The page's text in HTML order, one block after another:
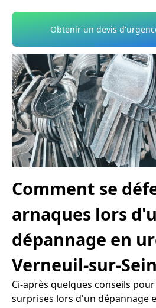
Obtenir un devis
Comment se
arnaques lors
dépannage en
Verneuil-sur-
Ci-après quelques conseils
surprises lors d'un dépannage